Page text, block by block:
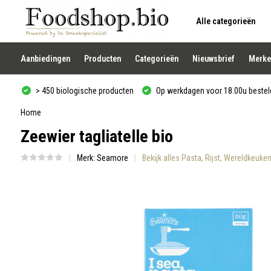
Alle categorieën
Gebruik
de
pijltjes
op
en
neer
een
resultaat
selecteren.
Druk
Enter
Aanbiedingen Producten Categorieën Nieuwsbrief
> 450 biologische producten Op werkdagen voor 18.00u
Home
Zeewier tagliatelle bio
Merk: Seamore Bekijk alles Pasta, Rijst, Wereldkeuken